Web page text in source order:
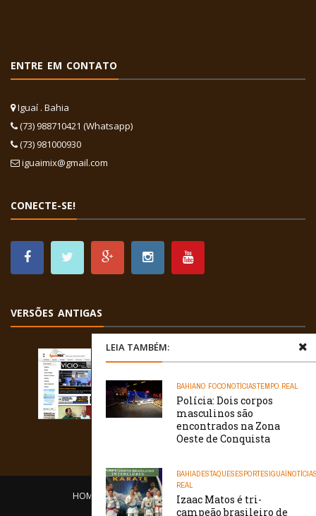
LEIA TAMBÉM:
BAHIANO FOCONOTÍCIASTEMPO REAL
Polícia: Dois corpos
masculinos são
encontrados na Zona
Oeste de Conquista
BAHIADESTAQUESESPORTESIGUAÍ
REAL
Izaac Matos é tri-
campeão brasileiro de
ENTRE EM CONTATO
Iguaí . Bahia
(73) 988710421 (Whatsapp)
(73) 981000930
iguaimix@gmail.com
CONECTE-SE!
VERSÕES ANTIGAS
HOME EQUIPE O PORTAL CONTATO